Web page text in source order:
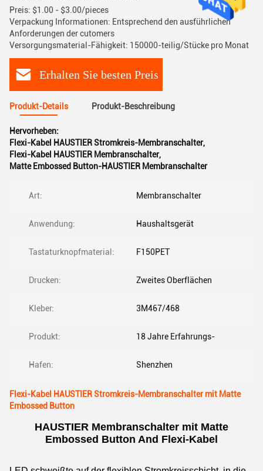
Preis: $1.00 - $3.00/pieces
Verpackung Informationen: Entsprechend den ausführlichen
Anforderungen der cutomers
Versorgungsmaterial-Fähigkeit: 150000-teilig/Stücke pro Monat
Erhalten Sie besten Preis
Produkt-Details Produkt-Beschreibung
Hervorheben:
Flexi-Kabel HAUSTIER Stromkreis-Membranschalter,
Flexi-Kabel HAUSTIER Membranschalter,
Matte Embossed Button-HAUSTIER Membranschalter
Art: Membranschalter
Anwendung: Haushaltsgerät
Tastaturknopfmaterial: F150PET
Drucken: Zweites Oberflächen
Kleber: 3M467/468
Produkt: 18 Jahre Erfahrungs-
Hafen: Shenzhen
Flexi-Kabel HAUSTIER Stromkreis-Membranschalter mit Matte
Embossed Button
HAUSTIER Membranschalter mit Matte
Embossed Button And Flexi-Kabel